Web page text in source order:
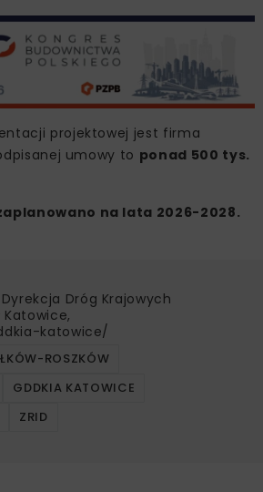
projektowej jest firma
umowy to ponad 500 tys.
na lata 2026-2028.
Dróg Krajowych
Katowice,
katowice/
ROSZKÓW
GDDKIA KATOWICE
ZRID